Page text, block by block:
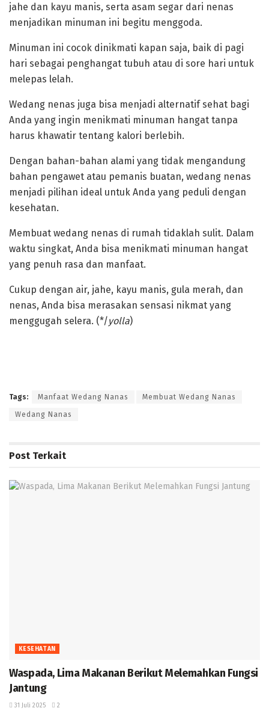
jahe dan kayu manis, serta asam segar dari nenas
menjadikan minuman ini begitu menggoda.
‎Minuman ini cocok dinikmati kapan saja, baik di pagi
hari sebagai penghangat tubuh atau di sore hari untuk
melepas lelah.
‎Wedang nenas juga bisa menjadi alternatif sehat bagi
Anda yang ingin menikmati minuman hangat tanpa
harus khawatir tentang kalori berlebih.
‎Dengan bahan-bahan alami yang tidak mengandung
bahan pengawet atau pemanis buatan, wedang nenas
menjadi pilihan ideal untuk Anda yang peduli dengan
kesehatan.
‎Membuat wedang nenas di rumah tidaklah sulit. Dalam
waktu singkat, Anda bisa menikmati minuman hangat
yang penuh rasa dan manfaat.
‎Cukup dengan air, jahe, kayu manis, gula merah, dan
nenas, Anda bisa merasakan sensasi nikmat yang
menggugah selera. (*/yolla)
Tags: Manfaat Wedang Nanas Membuat Wedang Nanas
Wedang Nanas
Post Terkait
KESEHATAN
Waspada, Lima Makanan Berikut Melemahkan Fungsi
Jantung
31 Juli 2025 2